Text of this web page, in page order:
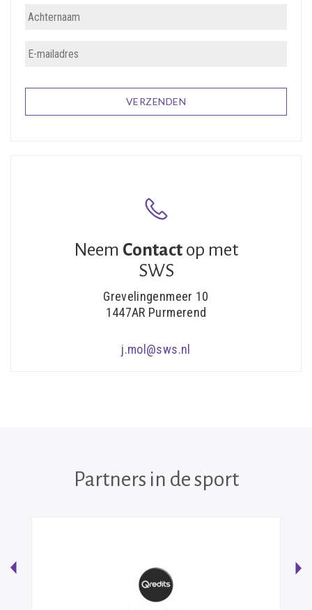
Neem Contact op met
SWS
Grevelingenmeer 10
1447AR Purmerend
j.mol@sws.nl
Partners in de sport